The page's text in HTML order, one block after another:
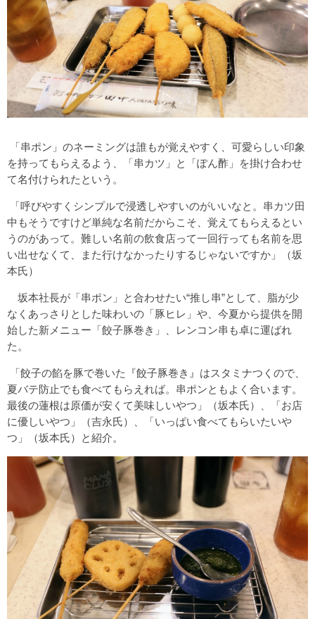
「串ポン」のネーミングは誰もが覚えやすく、可愛らしい印象
を持ってもらえるよう、「串カツ」と「ぽん酢」を掛け合わせ
て名付けられたという。
「呼びやすくシンプルで浸透しやすいのがいいなと。串カツ田
中もそうですけど単純な名前だからこそ、覚えてもらえるとい
うのがあって。難しい名前の飲食店って一回行っても名前を思
い出せなくて、また行けなかったりするじゃないですか」（坂
本氏）
坂本社長が「串ポン」と合わせたい“推し串”として、脂が少
なくあっさりとした味わいの「豚ヒレ」や、今夏から提供を開
始した新メニュー「餃子豚巻き」、レンコン串も卓に運ばれ
た。
「餃子の餡を豚で巻いた『餃子豚巻き』はスタミナつくので、
夏バテ防止でも食べてもらえれば。串ポンともよく合います。
最後の蓮根は原価が安くて美味しいやつ」（坂本氏）、「お店
に優しいやつ」（吉永氏）、「いっぱい食べてもらいたいや
つ」（坂本氏）と紹介。